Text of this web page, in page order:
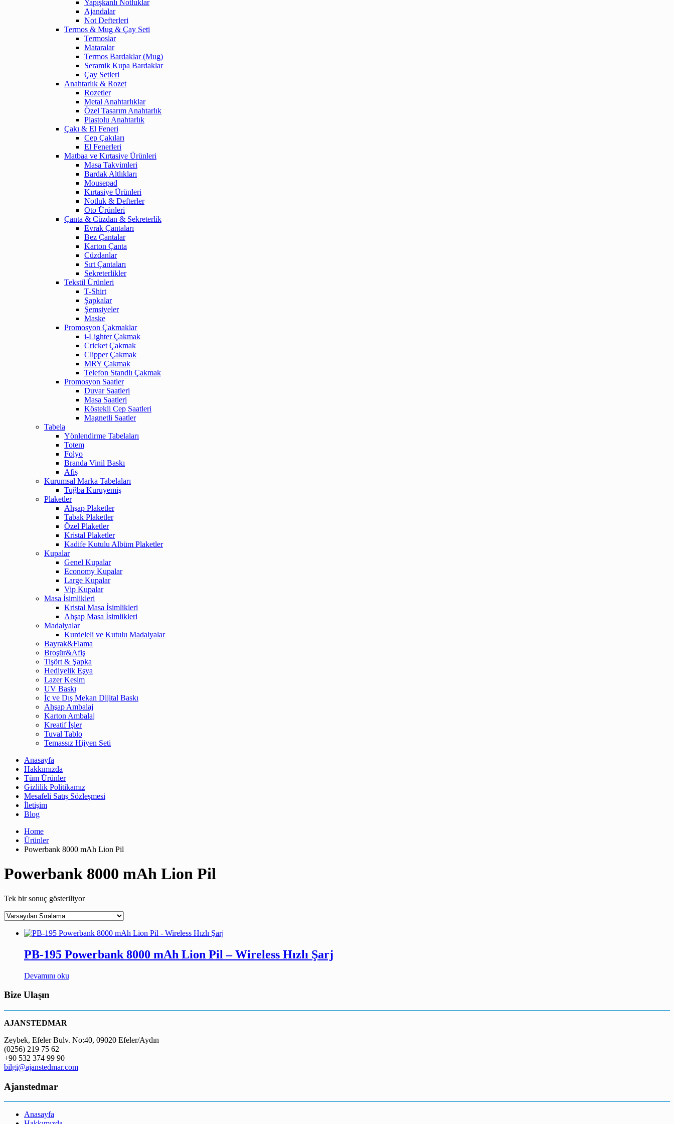
Yapışkanlı Notluklar
Ajandalar
Not Defterleri
Termos & Mug & Çay Seti
Termoslar
Mataralar
Termos Bardaklar (Mug)
Seramik Kupa Bardaklar
Çay Setleri
Anahtarlık & Rozet
Rozetler
Metal Anahtarlıklar
Özel Tasarım Anahtarlık
Plastolu Anahtarlık
Çakı & El Feneri
Cep Çakıları
El Fenerleri
Matbaa ve Kırtasiye Ürünleri
Masa Takvimleri
Bardak Altlıkları
Mousepad
Kırtasiye Ürünleri
Notluk & Defterler
Oto Ürünleri
Çanta & Cüzdan & Sekreterlik
Evrak Çantaları
Bez Çantalar
Karton Çanta
Cüzdanlar
Sırt Çantaları
Sekreterlikler
Tekstil Ürünleri
T-Shirt
Şapkalar
Şemsiyeler
Maske
Promosyon Çakmaklar
i-Lighter Çakmak
Cricket Çakmak
Clipper Çakmak
MRY Çakmak
Telefon Standlı Çakmak
Promosyon Saatler
Duvar Saatleri
Masa Saatleri
Köstekli Cep Saatleri
Magnetli Saatler
Tabela
Yönlendirme Tabelaları
Totem
Folyo
Branda Vinil Baskı
Afiş
Kurumsal Marka Tabelaları
Tuğba Kuruyemiş
Plaketler
Ahşap Plaketler
Tabak Plaketler
Özel Plaketler
Kristal Plaketler
Kadife Kutulu Albüm Plaketler
Kupalar
Genel Kupalar
Economy Kupalar
Large Kupalar
Vip Kupalar
Masa İsimlikleri
Kristal Masa İsimlikleri
Ahşap Masa İsimlikleri
Madalyalar
Kurdeleli ve Kutulu Madalyalar
Bayrak&Flama
Broşür&Afiş
Tişört & Şapka
Hediyelik Eşya
Lazer Kesim
UV Baskı
İç ve Dış Mekan Dijital Baskı
Ahşap Ambalaj
Karton Ambalaj
Kreatif İşler
Tuval Tablo
Temassız Hijyen Seti
Anasayfa
Hakkımızda
Tüm Ürünler
Gizlilik Politikamız
Mesafeli Satış Sözleşmesi
İletişim
Blog
Home
Ürünler
Powerbank 8000 mAh Lion Pil
Powerbank 8000 mAh Lion Pil
Tek bir sonuç gösteriliyor
PB-195 Powerbank 8000 mAh Lion Pil – Wireless Hızlı Şarj
Devamını oku
Bize Ulaşın
AJANSTEDMAR
Zeybek, Efeler Bulv. No:40, 09020 Efeler/Aydın
(0256) 219 75 62
+90 532 374 99 90
bilgi@ajanstedmar.com
Ajanstedmar
Anasayfa